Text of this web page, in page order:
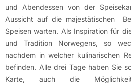
und Abendessen von der
Aussicht auf die majestätischen
Speisen warten. Als Inspiration für
und Tradition Norwegens, so
nachdem in welcher kulinarischen
befinden. Alle drei Tage haben Sie
Karte, auch die